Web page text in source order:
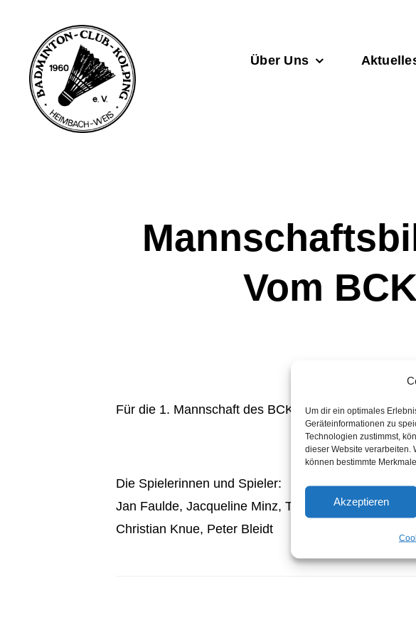
Um dir ein optimales
Geräteinformationen zu
Technologien zustimmst,
dieser Website verarbeiten.
können bestimmte
Akzeptieren
springen
Über Uns
Vom
Für die 1. Mannschaft des BCK Heimbach-Weis
Die Spielerinnen und Spieler:
Jan Faulde, Jacqueline Minz, Tanja Gayk, Michael
Christian Knue, Peter Bleidt